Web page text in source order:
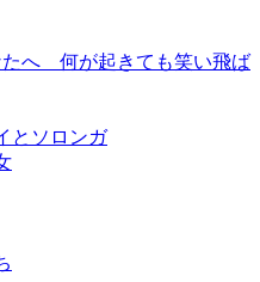
たへ 何が起きても笑い飛ば
とソロンガ